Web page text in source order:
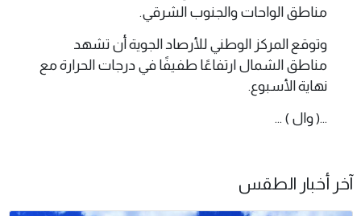
مناطق الواحات والجنوب الشرقي.
وتوقع المركز الوطني للأرصاد الجوية أن تشهد
مناطق الشمال ارتفاعًا طفيفًا في درجات الحرارة مع
نهاية الأسبوع.
...( وال ) ...
آخر أخبار الطقس